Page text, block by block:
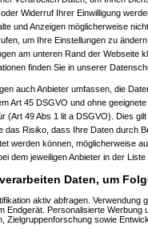
die Höhe.
und dann ist sie noch
files/3159/00000204.gif"
hier
am 07.03.2007, 15:22:17)
16:27:17)
Widerruf Ihrer Einwilligung
und Anzeigen möglicherweise
um Ihre Einstellungen zu
am unteren Rand der Webseite
finden Sie in unserer
auch Anbieter umfassen, die
Art 45 DSGVO und ohne
(Art 49 Abs 1 lit a DSGVO). Dies
das Risiko, dass Ihre Daten durch
werden können, möglicherweise
dem jeweiligen Anbieter in der
Daten, um
aktiv abfragen. Verwendung
Endgerät. Personalisierte Werbung
Zielgruppenforschung sowie